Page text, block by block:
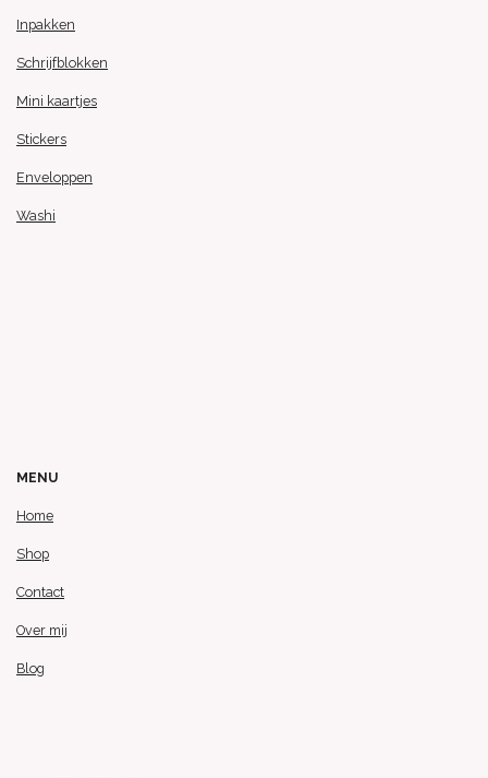
Inpakken
Schrijfblokken
Mini kaartjes
Stickers
Enveloppen
Washi
MENU
Home
Shop
Contact
Over mij
Blog